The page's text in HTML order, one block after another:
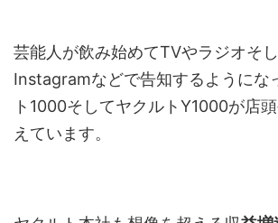
芸能人が飲み始めてTVやラジオそ
Instagramなどで告知するようにな
ト1000そしてヤクルトY1000が店
えています。